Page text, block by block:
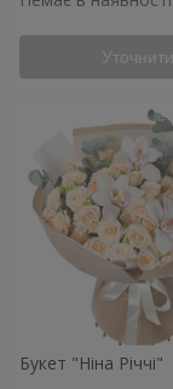
Уточнити
Букет "Ніна Річчі"